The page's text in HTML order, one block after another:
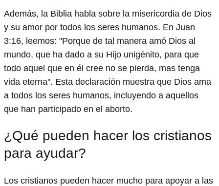
Además, la Biblia habla sobre la misericordia de Dios
y su amor por todos los seres humanos. En Juan
3:16, leemos: "Porque de tal manera amó Dios al
mundo, que ha dado a su Hijo unigénito, para que
todo aquel que en él cree no se pierda, mas tenga
vida eterna". Esta declaración muestra que Dios ama
a todos los seres humanos, incluyendo a aquellos
que han participado en el aborto.
¿Qué pueden hacer los cristianos
para ayudar?
Los cristianos pueden hacer mucho para apoyar a las